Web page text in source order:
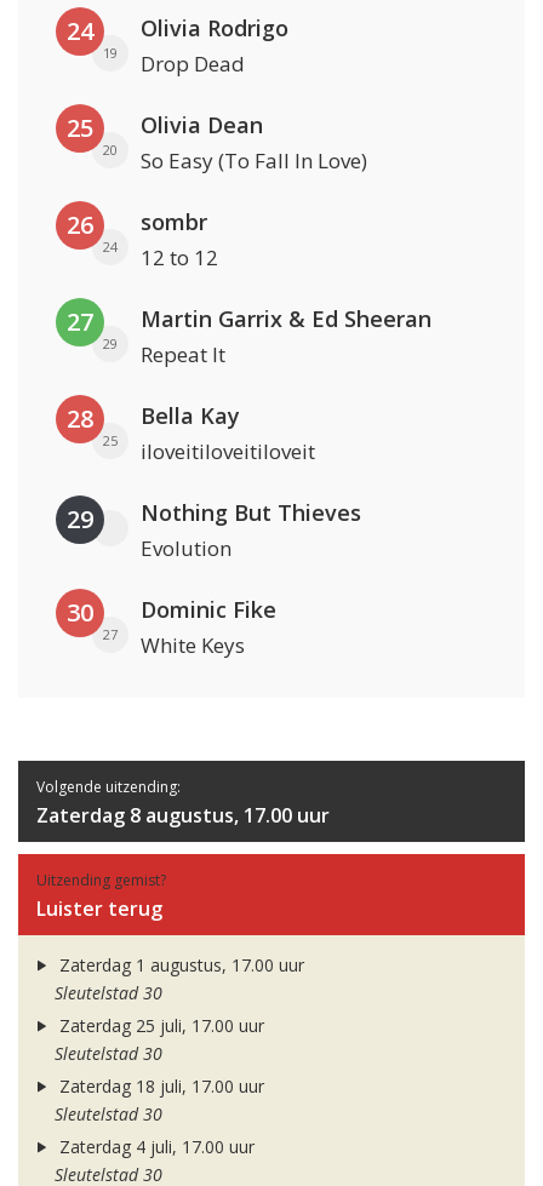
24
19
Olivia Rodrigo
Drop Dead
25
20
Olivia Dean
So Easy (To Fall In Love)
26
24
sombr
12 to 12
27
29
Martin Garrix & Ed Sheeran
Repeat It
28
25
Bella Kay
iloveitiloveitiloveit
29 Nothing But Thieves
Evolution
30
27
Dominic Fike
White Keys
Volgende uitzending:
Zaterdag 8 augustus, 17.00 uur
Uitzending gemist?
Luister terug
Zaterdag 1 augustus, 17.00 uur
Sleutelstad 30
Zaterdag 25 juli, 17.00 uur
Sleutelstad 30
Zaterdag 18 juli, 17.00 uur
Sleutelstad 30
Zaterdag 4 juli, 17.00 uur
Sleutelstad 30